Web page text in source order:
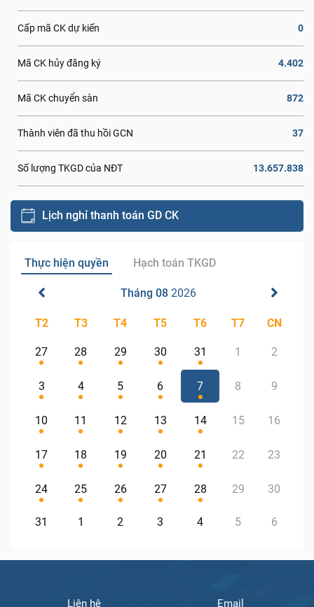
Cấp mã CK dự kiến 0
Mã CK hủy đăng ký 4.402
Mã CK chuyển sàn 872
Thành viên đã thu hồi GCN 37
Số lượng TKGD của NĐT 13.657.838
Lịch nghỉ thanh toán GD CK
Thực hiện quyền Hạch toán TKGD
Tháng 08 2026
T2 T3 T4 T5 T6 T7 CN
27 28 29 30 31 1 2
3 4 5 6 7 8 9
10 11 12 13 14 15 16
17 18 19 20 21 22 23
24 25 26 27 28 29 30
31 1 2 3 4 5 6
Liên hệ Email